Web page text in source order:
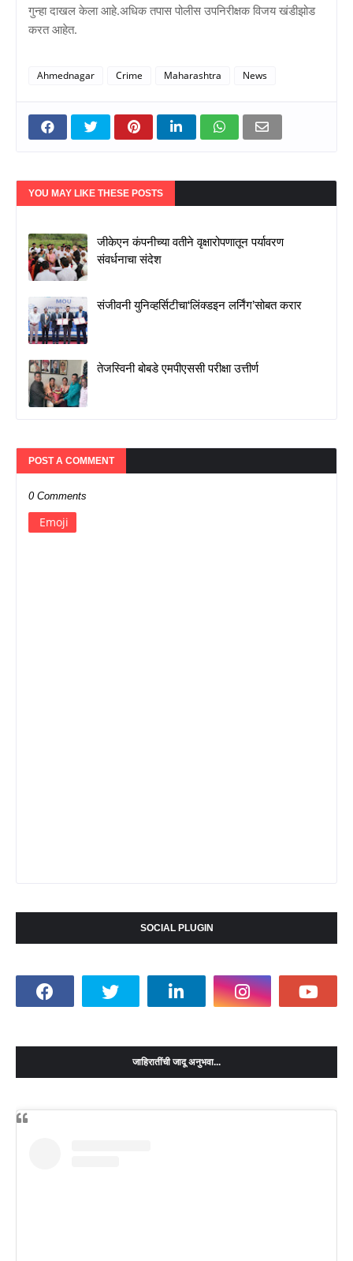
गुन्हा दाखल केला आहे.अधिक तपास पोलीस उपनिरीक्षक विजय खंडीझोड
करत आहेत.
Ahmednagar Crime Maharashtra News
YOU MAY LIKE THESE POSTS
जीकेएन कंपनीच्या वतीने वृक्षारोपणातून पर्यावरण
संवर्धनाचा संदेश
संजीवनी युनिव्हर्सिटीचा‘लिंक्डइन लर्निंग’सोबत करार
तेजस्विनी बोबडे एमपीएससी परीक्षा उत्तीर्ण
POST A COMMENT
0 Comments
Emoji
SOCIAL PLUGIN
जाहिरातींची जादू अनुभवा...